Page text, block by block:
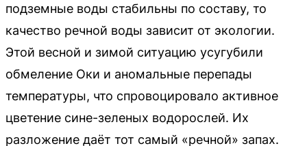
подземные воды стабильны по составу, то
качество речной воды зависит от экологии.
Этой весной и зимой ситуацию усугубили
обмеление Оки и аномальные перепады
температуры, что спровоцировало активное
цветение сине-зеленых водорослей. Их
разложение даёт тот самый «речной» запах.